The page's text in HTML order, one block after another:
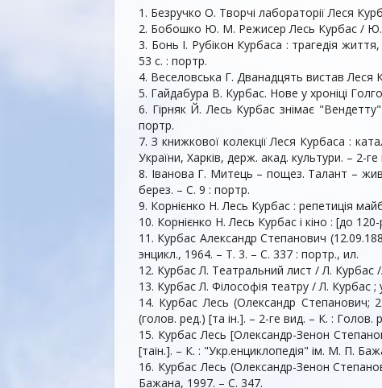
1. Безручко О. Творчі лабораторії Леся
2. Бобошко Ю. М. Режисер Лесь Курбас /
3. Бонь І. Рубікон Курбаса : трагедія
53 с. : портр.
4. Веселовська Г. Дванадцять вистав Леся
5. Гайдабура В. Курбас. Нове у хроніці
6. Гірняк Й. Лесь Курбас знімає
портр.
7. З книжкової колекції Леся Курбаса :
України, Харків, держ. акад. культури. – 2-
8. Іванова Г. Митець – пощез. Талант –
берез. – С. 9 : портр.
9. Корнієнко Н. Лесь Курбас : репетиція
10. Корнієнко Н. Лесь Курбас і кіно : [до
11. Курбас Александр Степанович
энцикл., 1964. – Т. 3. – С. 337 : портр., ил.
12. Курбас Л. Театральний лист / Л. Курбас
13. Курбас Л. Філософія театру / Л. Курбас
14. Курбас Лесь (Олександр Степанович;
(голов. ред.) [та ін.]. – 2-ге вид. – К. :
15. Курбас Лесь [Олександр-Зенон
[таін.]. – К. : "Укр.енциклопедiя" iм. М. П.
16. Курбас Лесь (Олександр-Зенон
Бажана, 1997. – С. 347.